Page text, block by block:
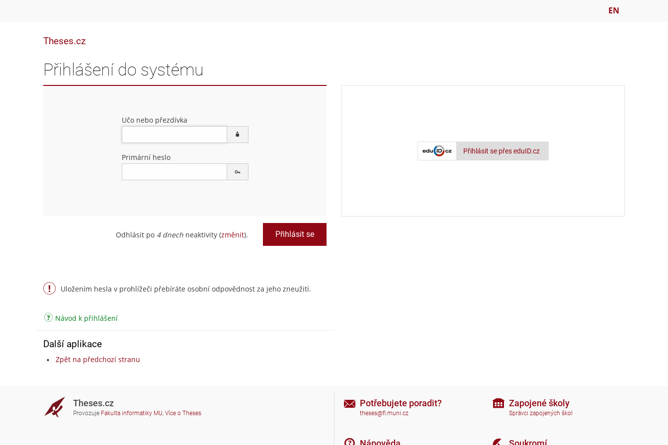
EN
Theses.cz
Přihlášení do systému
Učo nebo přezdívka
Primární heslo
Odhlásit po 4 dnech neaktivity (změnit).
Přihlásit se přes eduID.cz
Uložením hesla v prohlížeči přebíráte osobní odpovědnost za jeho zneužití.
Návod k přihlášení
Další aplikace
Zpět na předchozí stranu
Theses.cz
Provozuje Fakulta informatiky MU, Více o Theses
Potřebujete poradit?
theses@fi.muni.cz
Zapojené školy
Správci zapojených škol